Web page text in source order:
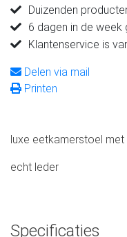
Duizenden
6 dagen in de week
Klantenservice is
Delen via mail
Printen
luxe eetkamerstoel met
echt leder
Specificaties